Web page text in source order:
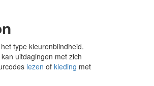
type kleurenblindheid.
uitdagingen met zich
lezen of kleding met